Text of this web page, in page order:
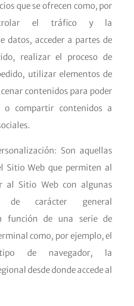
que se ofrecen como, por
el tráfico y la
datos, acceder a partes de
realizar el proceso de
utilizar elementos de
contenidos para poder
o compartir contenidos a
Son aquellas
Sitio Web que permiten al
al Sitio Web con algunas
de carácter general
función de una serie de
como, por ejemplo, el
de navegador, la
desde donde accede al